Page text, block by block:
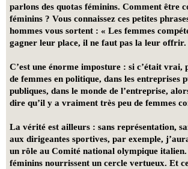
parlons des quotas féminins. Comment être
féminins ? Vous connaissez ces petites
hommes vous sortent : « Les femmes
gagner leur place, il ne faut pas la leur offrir.
C’est une énorme imposture : si c’était vrai,
de femmes en politique, dans les entreprises
publiques, dans le monde de l’entreprise,
dire qu’il y a vraiment très peu de femmes
La vérité est ailleurs : sans représentation,
aux dirigeantes sportives, par exemple,
un rôle au Comité national olympique italien.
féminins nourrissent un cercle vertueux. Et